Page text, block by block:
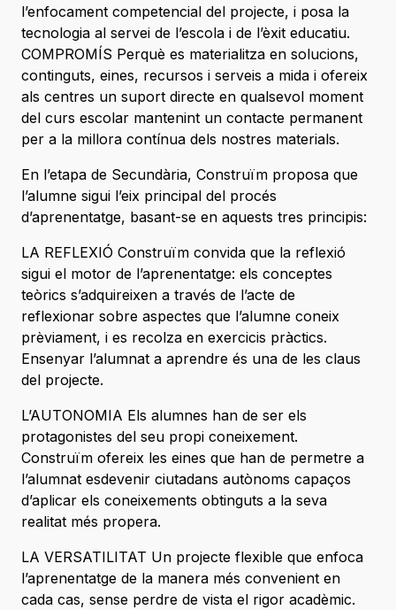
l’enfocament competencial del projecte, i posa la
tecnologia al servei de l’escola i de l’èxit educatiu.
COMPROMÍS Perquè es materialitza en solucions,
continguts, eines, recursos i serveis a mida i ofereix
als centres un suport directe en qualsevol moment
del curs escolar mantenint un contacte permanent
per a la millora contínua dels nostres materials.
En l’etapa de Secundària, Construïm proposa que
l’alumne sigui l’eix principal del procés
d’aprenentatge, basant-se en aquests tres principis:
LA REFLEXIÓ Construïm convida que la reflexió
sigui el motor de l’aprenentatge: els conceptes
teòrics s’adquireixen a través de l’acte de
reflexionar sobre aspectes que l’alumne coneix
prèviament, i es recolza en exercicis pràctics.
Ensenyar l’alumnat a aprendre és una de les claus
del projecte.
L’AUTONOMIA Els alumnes han de ser els
protagonistes del seu propi coneixement.
Construïm ofereix les eines que han de permetre a
l’alumnat esdevenir ciutadans autònoms capaços
d’aplicar els coneixements obtinguts a la seva
realitat més propera.
LA VERSATILITAT Un projecte flexible que enfoca
l’aprenentatge de la manera més convenient en
cada cas, sense perdre de vista el rigor acadèmic.